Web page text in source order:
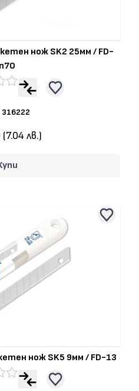
нож SK2 25мм / FD-
n70
316222
лв.)
нож SK5 9мм / FD-13